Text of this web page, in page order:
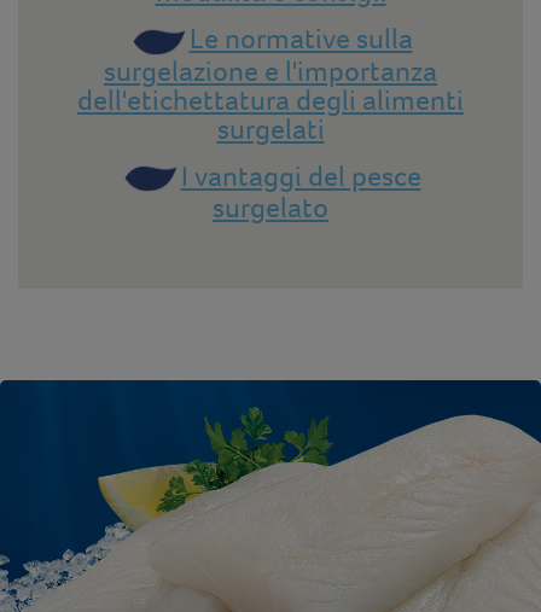
Le normative sulla
surgelazione e l'importanza
dell'etichettatura degli alimenti
surgelati
I vantaggi del pesce
surgelato